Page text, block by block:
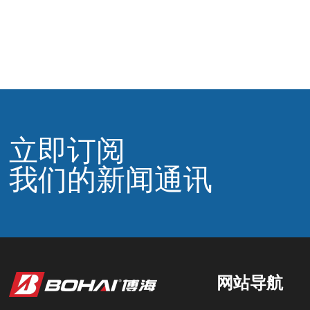
立即订阅
我们的新闻通讯
网站导航